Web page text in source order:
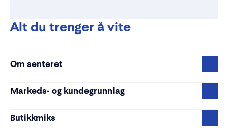
Alt du trenger å vite
Om senteret
Markeds- og kundegrunnlag
Butikkmiks